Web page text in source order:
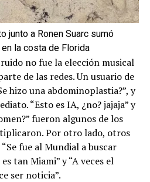
junto a Ronen Suarc sumó
la costa de Florida
no fue la elección musical
de las redes. Un usuario de
hizo una abdominoplastia?”, y
“Esto es IA, ¿no? jajaja” y
fueron algunos de los
Por otro lado, otros
fue al Mundial a buscar
tan Miami” y “A veces el
ser noticia”.